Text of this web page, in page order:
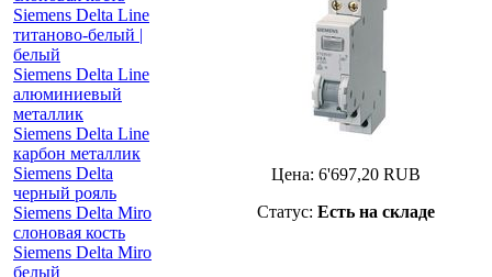
Siemens Delta Line
титаново-белый |
белый
Siemens Delta Line
алюминиевый
металлик
Siemens Delta Line
карбон металлик
Siemens Delta
черный рояль
Siemens Delta Miro
слоновая кость
Siemens Delta Miro
белый
Цена: 6'697,20RUB
Статус: Есть на складе